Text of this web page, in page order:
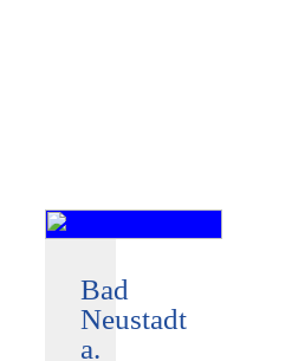
Bad
Neustadt
a.